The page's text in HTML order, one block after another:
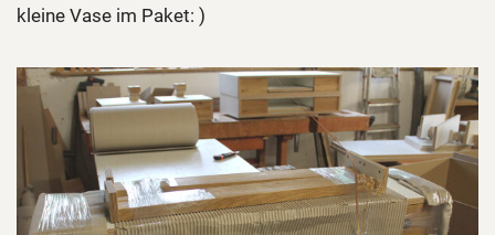
kleine Vase im Paket: )